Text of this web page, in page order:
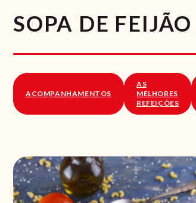
SOPA DE
ACOMPANHAMENTOS
AS
MELHORES
REFEIÇÕES